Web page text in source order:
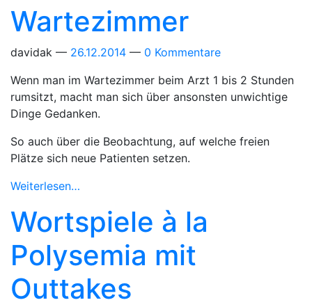
Wartezimmer
davidak 26.12.2014
0 Kommentare
Wenn man im Wartezimmer beim Arzt 1 bis 2 Stunden
rumsitzt, macht man sich über ansonsten unwichtige
Dinge Gedanken.
So auch über die Beobachtung, auf welche freien
Plätze sich neue Patienten setzen.
Weiterlesen…
Wortspiele à la
Polysemia mit
Outtakes